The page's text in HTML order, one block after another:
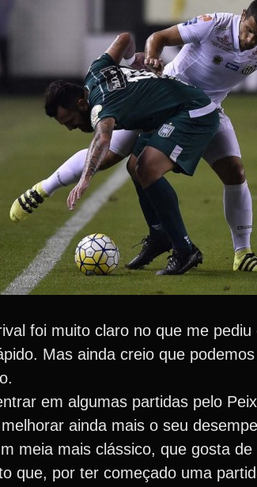
foi muito claro no que me
Mas ainda creio que
em algumas partidas pelo
ainda mais o seu
meia mais clássico, que gosta
que, por ter começado uma